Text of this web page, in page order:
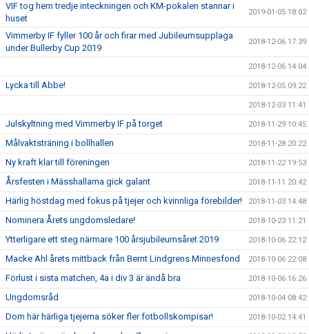
VIF tog hem tredje inteckningen och KM-pokalen stannar i
huset
2019-01-05 18:02
Vimmerby IF fyller 100 år och firar med Jubileumsupplaga
under Bullerby Cup 2019
2018-12-06 17:39
2018-12-06 14:04
Lycka till Abbe! 2018-12-05 09:22
2018-12-03 11:41
Julskyltning med Vimmerby IF på torget 2018-11-29 10:45
Målvaktsträning i bollhallen 2018-11-28 20:22
Ny kraft klar till föreningen 2018-11-22 19:53
Årsfesten i Mässhallarna gick galant 2018-11-11 20:42
Härlig höstdag med fokus på tjejer och kvinnliga förebilder! 2018-11-03 14:48
Nominera Årets ungdomsledare! 2018-10-23 11:21
Ytterligare ett steg närmare 100 årsjubileumsåret 2019 2018-10-06 22:12
Macke Ahl årets mittback från Bernt Lindgrens Minnesfond 2018-10-06 22:08
Förlust i sista matchen, 4a i div 3 är ändå bra 2018-10-06 16:26
Ungdomsråd 2018-10-04 08:42
Dom här härliga tjejerna söker fler fotbollskompisar! 2018-10-02 14:41